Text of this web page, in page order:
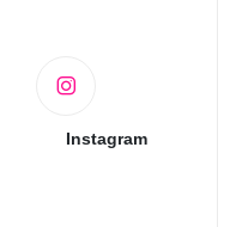
Instagram